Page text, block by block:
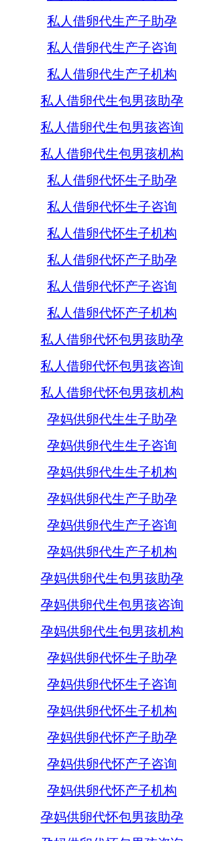
私人借卵代生产子助孕
私人借卵代生产子咨询
私人借卵代生产子机构
私人借卵代生包男孩助孕
私人借卵代生包男孩咨询
私人借卵代生包男孩机构
私人借卵代怀生子助孕
私人借卵代怀生子咨询
私人借卵代怀生子机构
私人借卵代怀产子助孕
私人借卵代怀产子咨询
私人借卵代怀产子机构
私人借卵代怀包男孩助孕
私人借卵代怀包男孩咨询
私人借卵代怀包男孩机构
孕妈供卵代生生子助孕
孕妈供卵代生生子咨询
孕妈供卵代生生子机构
孕妈供卵代生产子助孕
孕妈供卵代生产子咨询
孕妈供卵代生产子机构
孕妈供卵代生包男孩助孕
孕妈供卵代生包男孩咨询
孕妈供卵代生包男孩机构
孕妈供卵代怀生子助孕
孕妈供卵代怀生子咨询
孕妈供卵代怀生子机构
孕妈供卵代怀产子助孕
孕妈供卵代怀产子咨询
孕妈供卵代怀产子机构
孕妈供卵代怀包男孩助孕